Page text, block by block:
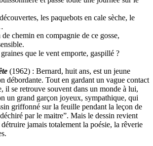
les paquebots en cale sèche, le
chemin en compagnie de ce gosse,
que le vent emporte, gaspillé ?
(1962) : Bernard, huit ans, est un jeune
débordante. Tout en gardant un vague contact
il se retrouve souvent dans un monde à lui,
un grand garçon joyeux, sympathique, qui
griffonné sur la feuille pendant la leçon de
par le maitre”. Mais le dessin revient
jamais totalement la poésie, la rêverie